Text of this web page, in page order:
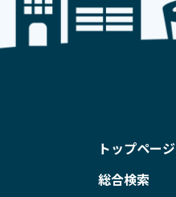
トップページ
総合検索